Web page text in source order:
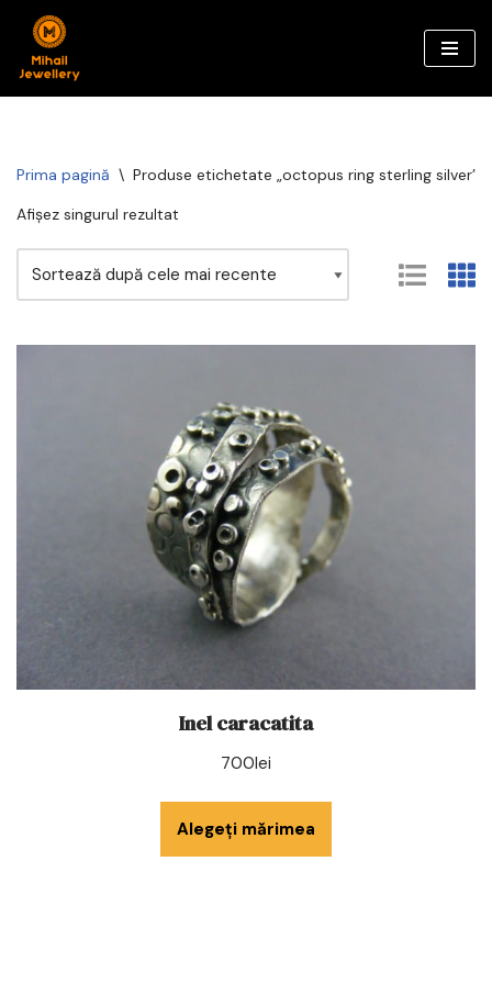
Sari
la
Prima pagină \ Produse etichetate „octopus ring sterling silver”
Afișez singurul rezultat
Inel caracatita
700lei
Alegeți mărimea